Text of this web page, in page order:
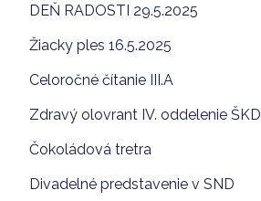
DEŇ RADOSTI 29.5.2025
Žiacky ples 16.5.2025
Celoročné čítanie III.A
Zdravý olovrant IV. oddelenie ŠKD
Čokoládová tretra
Divadelné predstavenie v SND